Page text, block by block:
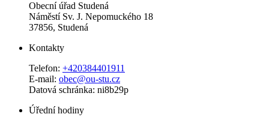
Obecní úřad Studená
Náměstí Sv. J. Nepomuckého 18
37856, Studená
Kontakty
Telefon: +420384401911
E-mail: obec@ou-stu.cz
Datová schránka: ni8b29p
Úřední hodiny